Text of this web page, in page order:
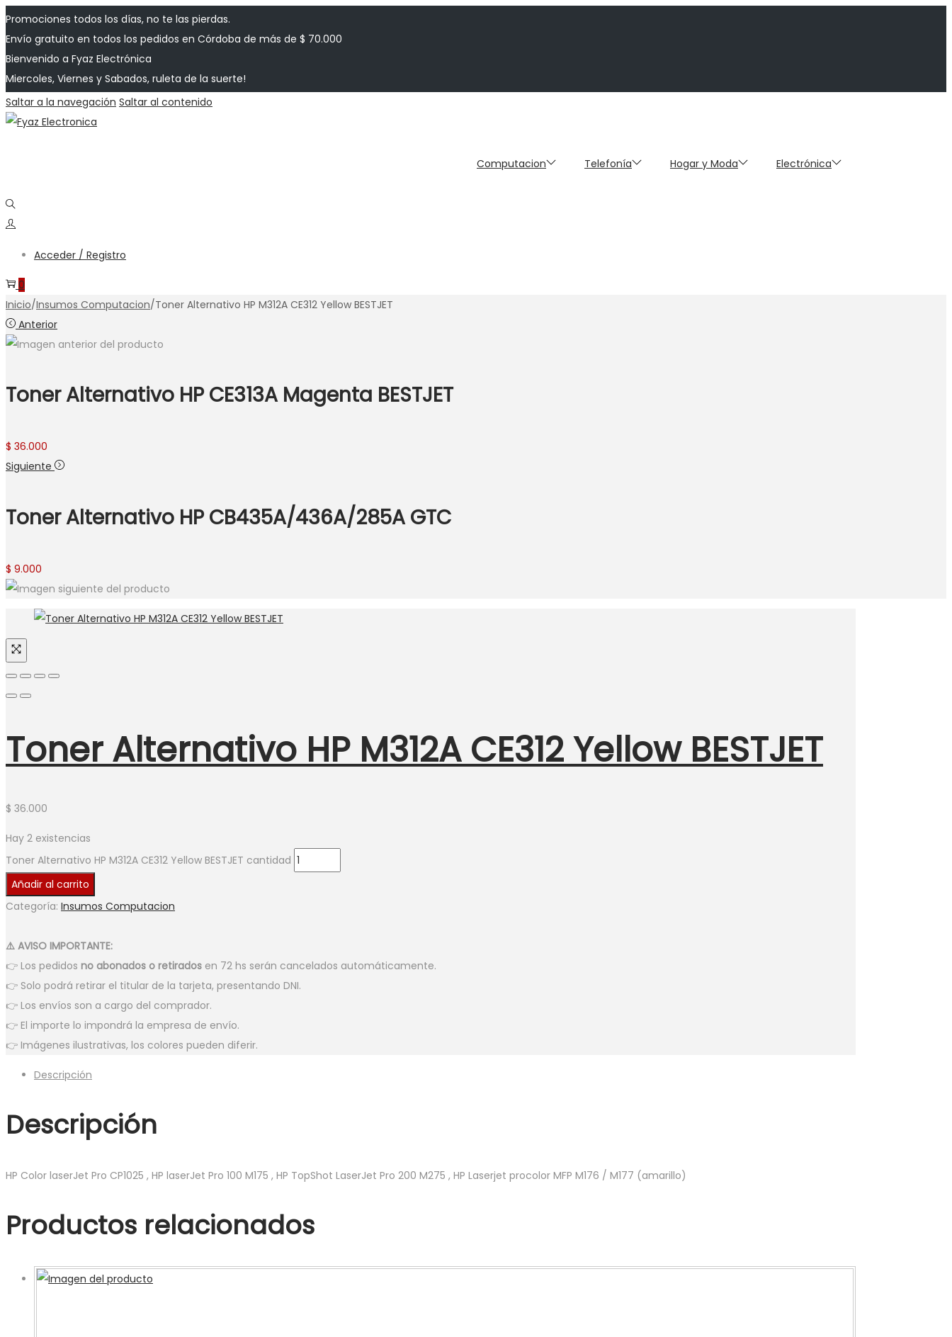
Promociones todos los días, no te las pierdas.
Envío gratuito en todos los pedidos en Córdoba de más de $ 70.000
Bienvenido a Fyaz Electrónica
Miercoles, Viernes y Sabados, ruleta de la suerte!
Saltar a la navegación Saltar al contenido
Computacion Telefonía Hogar y Moda Electrónica
Acceder / Registro
0
Inicio/Insumos Computacion/Toner Alternativo HP M312A CE312 Yellow BESTJET
Anterior
Toner Alternativo HP CE313A Magenta BESTJET
$ 36.000
Siguiente
Toner Alternativo HP CB435A/436A/285A GTC
$ 9.000
Toner Alternativo HP M312A CE312 Yellow BESTJET
$ 36.000
Hay 2 existencias
Toner Alternativo HP M312A CE312 Yellow BESTJET cantidad
Añadir al carrito
Categoría: Insumos Computacion
⚠️ AVISO IMPORTANTE:
👉 Los pedidos no abonados o retirados en 72 hs serán cancelados automáticamente.
👉 Solo podrá retirar el titular de la tarjeta, presentando DNI.
👉 Los envíos son a cargo del comprador.
👉 El importe lo impondrá la empresa de envío.
👉 Imágenes ilustrativas, los colores pueden diferir.
Descripción
Descripción
HP Color laserJet Pro CP1025 , HP laserJet Pro 100 M175 , HP TopShot LaserJet Pro 200 M275 , HP Laserjet procolor MFP M176 / M177 (amarillo)
Productos relacionados